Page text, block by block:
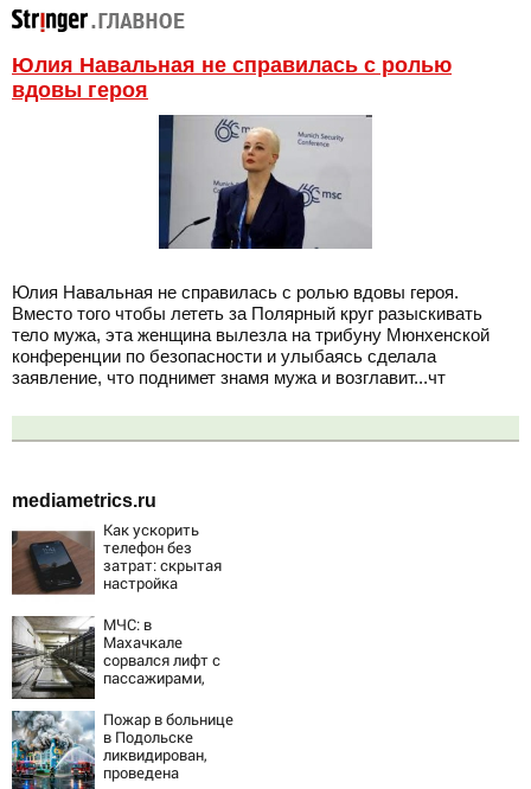
Юлия Навальная не справилась с ролью
вдовы героя
Юлия Навальная не справилась с ролью вдовы героя.
Вместо того чтобы лететь за Полярный круг разыскивать
тело мужа, эта женщина вылезла на трибуну Мюнхенской
конференции по безопасности и улыбаясь сделала
заявление, что поднимет знамя мужа и возглавит...чт
mediametrics.ru
Как ускорить
телефон без
затрат: скрытая
настройка
скорость
смартфону
МЧС: в
Махачкале
сорвался лифт с
пассажирами,
четыре человека
Пожар в больнице
в Подольске
ликвидирован,
проведена